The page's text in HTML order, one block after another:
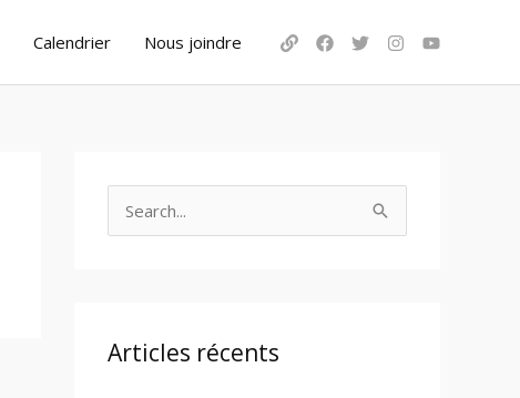
Calendrier Nous joindre
c
Articles récents